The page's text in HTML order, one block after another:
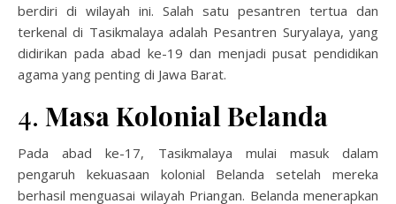
berdiri di wilayah ini. Salah satu pesantren tertua dan
terkenal di Tasikmalaya adalah Pesantren Suryalaya, yang
didirikan pada abad ke-19 dan menjadi pusat pendidikan
agama yang penting di Jawa Barat.
4. Masa Kolonial Belanda
Pada abad ke-17, Tasikmalaya mulai masuk dalam
pengaruh kekuasaan kolonial Belanda setelah mereka
berhasil menguasai wilayah Priangan. Belanda menerapkan